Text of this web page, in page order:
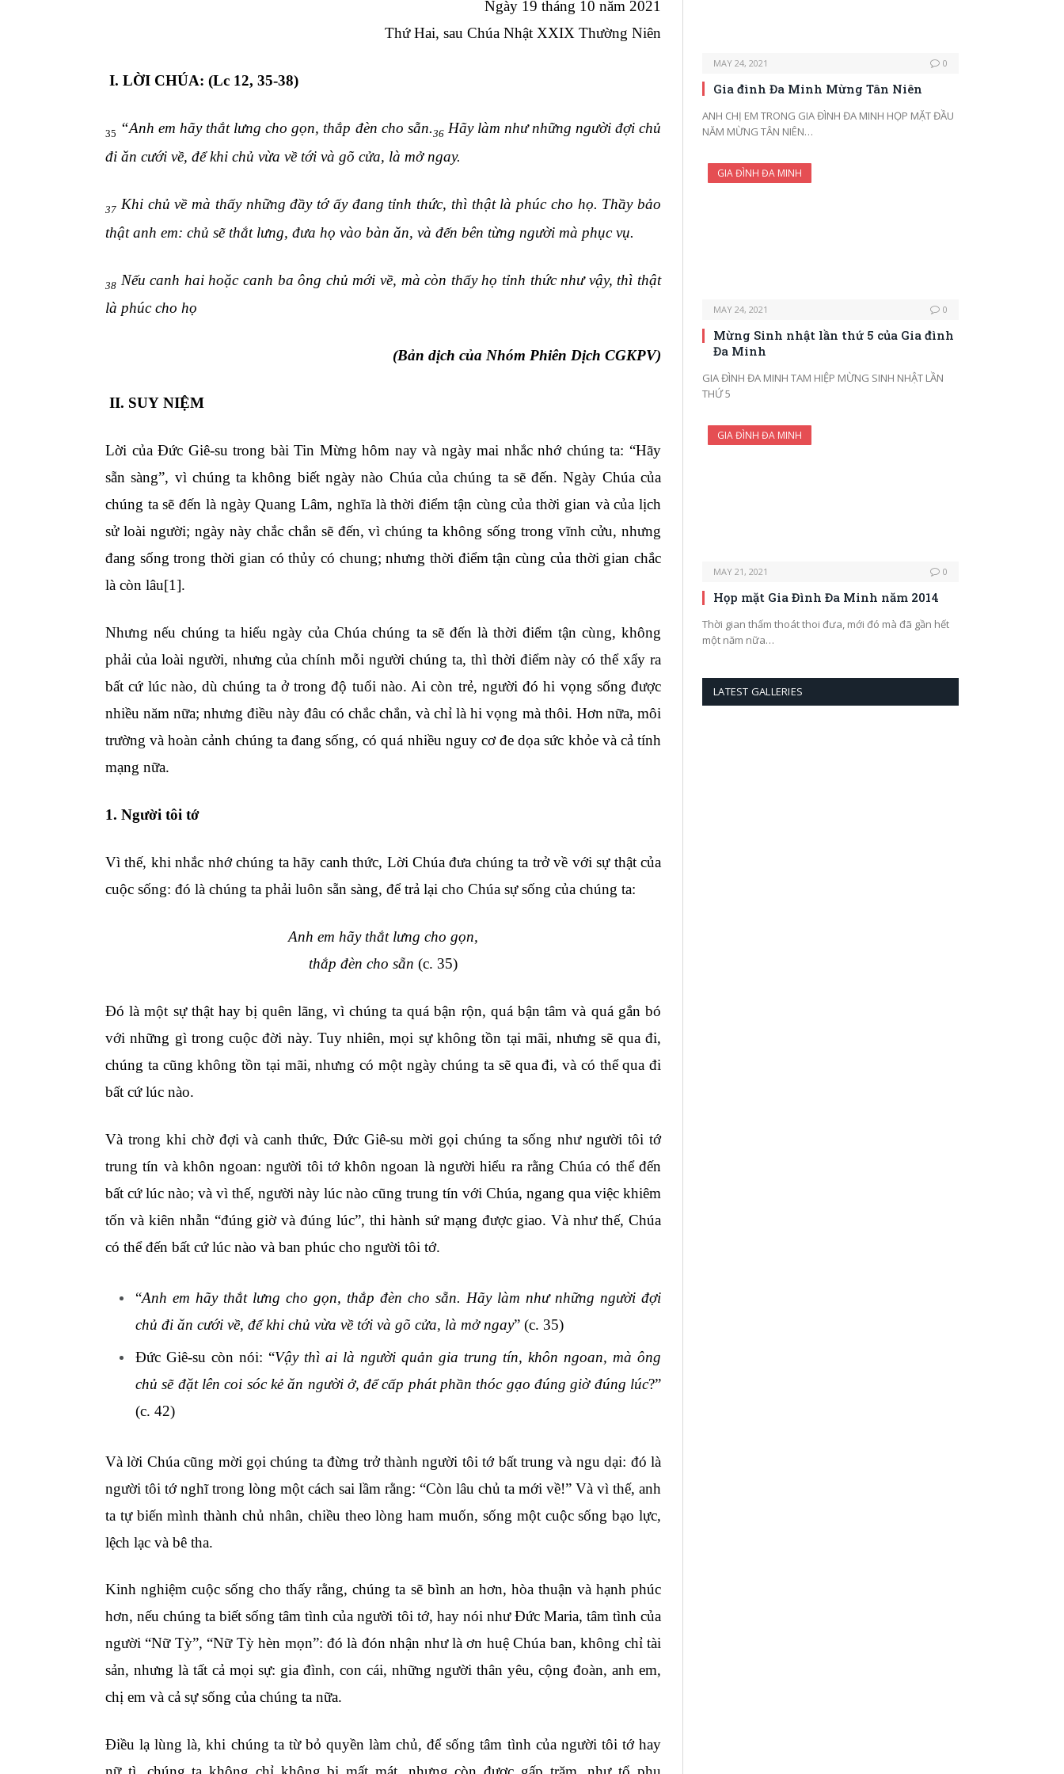
Ngày 19 tháng 10 năm 2021
Thứ Hai, sau Chúa Nhật XXIX Thường Niên
I. LỜI CHÚA: (Lc 12, 35-38)
35 “Anh em hãy thắt lưng cho gọn, thắp đèn cho sẵn.36Hãy làm như những người đợi chủ
đi ăn cưới về, để khi chủ vừa về tới và gõ cửa, là mở ngay.
37 Khi chủ về mà thấy những đầy tớ ấy đang tỉnh thức, thì thật là phúc cho họ. Thầy bảo
thật anh em: chủ sẽ thắt lưng, đưa họ vào bàn ăn, và đến bên từng người mà phục vụ.
38 Nếu canh hai hoặc canh ba ông chủ mới về, mà còn thấy họ tỉnh thức như vậy, thì thật
là phúc cho họ
(Bản dịch của Nhóm Phiên Dịch CGKPV)
II. SUY NIỆM
Lời của Đức Giê-su trong bài Tin Mừng hôm nay và ngày mai nhắc nhớ chúng ta: “Hãy
sẵn sàng”, vì chúng ta không biết ngày nào Chúa của chúng ta sẽ đến. Ngày Chúa của
chúng ta sẽ đến là ngày Quang Lâm, nghĩa là thời điểm tận cùng của thời gian và của lịch
sử loài người; ngày này chắc chắn sẽ đến, vì chúng ta không sống trong vĩnh cửu, nhưng
đang sống trong thời gian có thủy có chung; nhưng thời điểm tận cùng của thời gian chắc
là còn lâu[1].
Nhưng nếu chúng ta hiểu ngày của Chúa chúng ta sẽ đến là thời điểm tận cùng, không
phải của loài người, nhưng của chính mỗi người chúng ta, thì thời điểm này có thể xẩy ra
bất cứ lúc nào, dù chúng ta ở trong độ tuổi nào. Ai còn trẻ, người đó hi vọng sống được
nhiều năm nữa; nhưng điều này đâu có chắc chắn, và chỉ là hi vọng mà thôi. Hơn nữa, môi
trường và hoàn cảnh chúng ta đang sống, có quá nhiều nguy cơ đe dọa sức khỏe và cả tính
mạng nữa.
1. Người tôi tớ
Vì thế, khi nhắc nhớ chúng ta hãy canh thức, Lời Chúa đưa chúng ta trở về với sự thật của
cuộc sống: đó là chúng ta phải luôn sẵn sàng, để trả lại cho Chúa sự sống của chúng ta:
Anh em hãy thắt lưng cho gọn,
thắp đèn cho sẵn (c. 35)
Đó là một sự thật hay bị quên lãng, vì chúng ta quá bận rộn, quá bận tâm và quá gắn bó
với những gì trong cuộc đời này. Tuy nhiên, mọi sự không tồn tại mãi, nhưng sẽ qua đi,
chúng ta cũng không tồn tại mãi, nhưng có một ngày chúng ta sẽ qua đi, và có thể qua đi
bất cứ lúc nào.
Và trong khi chờ đợi và canh thức, Đức Giê-su mời gọi chúng ta sống như người tôi tớ
trung tín và khôn ngoan: người tôi tớ khôn ngoan là người hiểu ra rằng Chúa có thể đến
bất cứ lúc nào; và vì thế, người này lúc nào cũng trung tín với Chúa, ngang qua việc khiêm
tốn và kiên nhẫn “đúng giờ và đúng lúc”, thi hành sứ mạng được giao. Và như thế, Chúa
có thể đến bất cứ lúc nào và ban phúc cho người tôi tớ.
“Anh em hãy thắt lưng cho gọn, thắp đèn cho sẵn. Hãy làm như những người đợi
chủ đi ăn cưới về, để khi chủ vừa về tới và gõ cửa, là mở ngay” (c. 35)
Đức Giê-su còn nói: “Vậy thì ai là người quản gia trung tín, khôn ngoan, mà ông
chủ sẽ đặt lên coi sóc kẻ ăn người ở, để cấp phát phần thóc gạo đúng giờ đúng lúc?”
(c. 42)
Và lời Chúa cũng mời gọi chúng ta đừng trở thành người tôi tớ bất trung và ngu dại: đó là
người tôi tớ nghĩ trong lòng một cách sai lầm rằng: “Còn lâu chủ ta mới về!” Và vì thế, anh
ta tự biến mình thành chủ nhân, chiều theo lòng ham muốn, sống một cuộc sống bạo lực,
lệch lạc và bê tha.
Kinh nghiệm cuộc sống cho thấy rằng, chúng ta sẽ bình an hơn, hòa thuận và hạnh phúc
hơn, nếu chúng ta biết sống tâm tình của người tôi tớ, hay nói như Đức Maria, tâm tình của
người “Nữ Tỳ”, “Nữ Tỳ hèn mọn”: đó là đón nhận như là ơn huệ Chúa ban, không chỉ tài
sản, nhưng là tất cả mọi sự: gia đình, con cái, những người thân yêu, cộng đoàn, anh em,
chị em và cả sự sống của chúng ta nữa.
Điều lạ lùng là, khi chúng ta từ bỏ quyền làm chủ, để sống tâm tình của người tôi tớ hay
MAY 24, 2021 0
Gia đình Đa Minh Mừng Tân Niên
ANH CHỊ EM TRONG GIA ĐÌNH ĐA MINH HỌP MẶT ĐẦU
NĂM MỪNG TÂN NIÊN…
GIA ĐÌNH ĐA MINH
MAY 24, 2021 0
Mừng Sinh nhật lần thứ 5 của Gia đình
Đa Minh
GIA ĐÌNH ĐA MINH TAM HIỆP MỪNG SINH NHẬT LẦN
THỨ 5
GIA ĐÌNH ĐA MINH
MAY 21, 2021 0
Họp mặt Gia Đình Đa Minh năm 2014
Thời gian thấm thoát thoi đưa, mới đó mà đã gần hết
một năm nữa…
LATEST GALLERIES